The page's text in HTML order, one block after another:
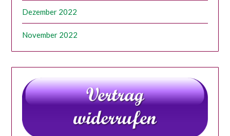
Dezember 2022
November 2022